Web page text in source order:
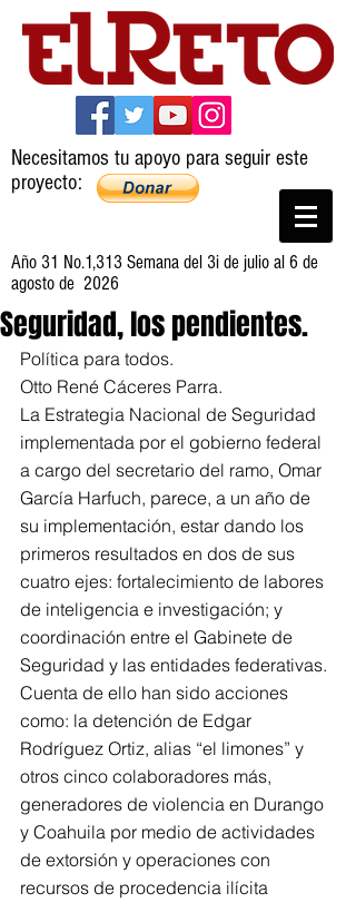
Necesitamos tu apoyo para seguir este
proyecto:
Año 31 No.1,313 Semana del 3i de julio al 6 de
agosto de 2026
Seguridad, los pendientes.
Política para todos.
Otto René Cáceres Parra.
La Estrategia Nacional de Seguridad
implementada por el gobierno federal
a cargo del secretario del ramo, Omar
García Harfuch, parece, a un año de
su implementación, estar dando los
primeros resultados en dos de sus
cuatro ejes: fortalecimiento de labores
de inteligencia e investigación; y
coordinación entre el Gabinete de
Seguridad y las entidades federativas.
Cuenta de ello han sido acciones
como: la detención de Edgar
Rodríguez Ortiz, alias “el limones” y
otros cinco colaboradores más,
generadores de violencia en Durango
y Coahuila por medio de actividades
de extorsión y operaciones con
recursos de procedencia ilícita